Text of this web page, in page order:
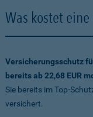
Was kostet eine
Versicherungsschutz
bereits ab 22,68 EUR
Sie bereits im Top-
versichert.